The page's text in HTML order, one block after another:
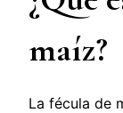
maíz?
La fécula de